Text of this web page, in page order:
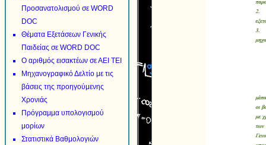
Προσανατολισμού σε WORD
DOC
Θέματα Εξετάσεων Γενικής
Παιδείας σε WORD DOC
Ο αριθμός εισακτέων σε ΑΕΙ ΤΕΙ
Μηχανογραφικό Δελτίο με τις
βάσεις της προηγούμενης
Χρονιάς
Πρόγραμμα υπολογισμού
μορίων
Στατιστικά Βαθμολογιών